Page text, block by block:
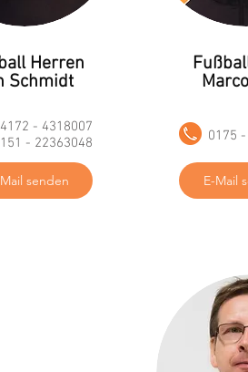
Herren
Schmidt
senden E-Mail
- 4318007
- 22363048
0175